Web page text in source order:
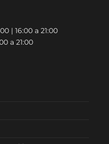
| 16:00 a 21:00
a 21:00